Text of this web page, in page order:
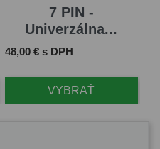
7 PIN -
Univerzálna...
Cena
48,00 € s DPH
VYBRAŤ